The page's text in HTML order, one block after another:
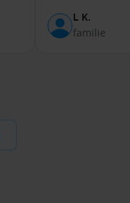
L K.
familie